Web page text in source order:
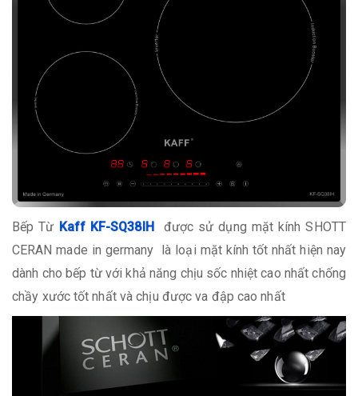
Bếp Từ Kaff KF-SQ38IH
được sử dụng mặt kính SHOTT
CERAN made in germany là loại mặt kính tốt nhất hiện nay
dành cho bếp từ với khả năng chịu sốc nhiệt cao nhất chống
chầy xước tốt nhất và chịu được va đập cao nhất